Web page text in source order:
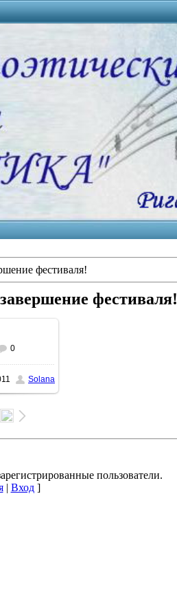
фестиваля!
фестиваля!
размере
0
Solana
пользователи.
| Вход]